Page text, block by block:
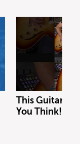
This Guitar
You Think!